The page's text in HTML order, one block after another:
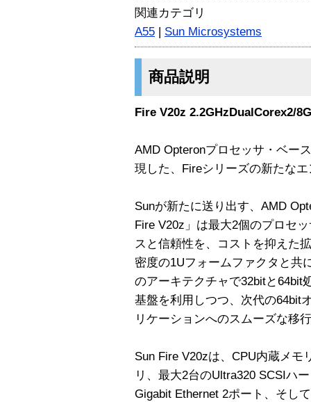
関連カテゴリ
A55 | Sun Microsystems
商品説明
Fire V20z 2.2GHzDualCorex2/
AMD Opteronプロセッサ・ベー
現した、Fireシリーズの新たな
Sunが新たに送り出す、AMD
Fire V20z」は最大2個のプロセ
スと信頼性を、コストを抑えた
密度の1Uフォームファクタと共
のアーキテクチャで32bitと64bit
基盤を利用しつつ、次代の64bit
リケーションへのスムーズな移
Sun Fire V20zは、CPU内蔵メモ
リ、最大2台のUltra320 SCSIハ
Gigabit Ethernet 2ポート、そし